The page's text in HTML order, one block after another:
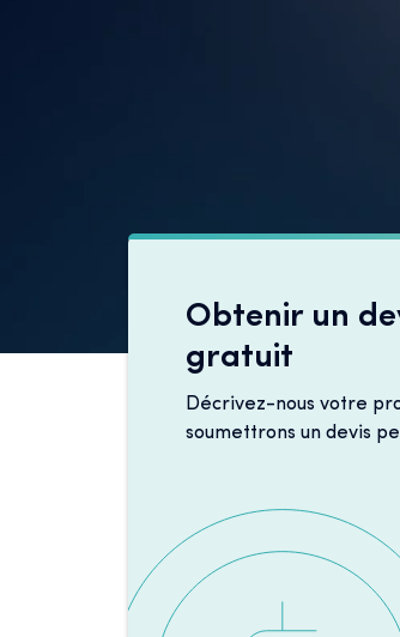
Obtenir un
gratuit
Décrivez-nous votre
soumettrons un devis